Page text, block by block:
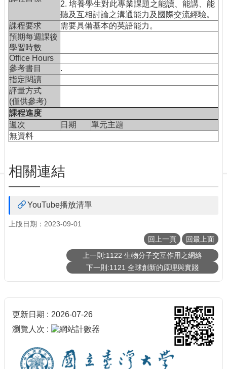
我
們
2. 培養學生對此專業課題之能讀、能講、能
聽及互相討論之溝通能力及國際交流經驗。
課程要求
需要具備基本的英語能力。
預期每週課後
學習時數
Office Hours
參考書目
.
指定閱讀
評量方式
(僅供參考)
課程進度
週次
日期
單元主題
無資料
相關連結
YouTube播放清單
上版日期：2023-09-01
回上一頁
回最上面
上一則:1122 生物分子交互作用之網絡
下一則:1121 全球創新的原理與實踐
更新日期
2026-07-26
瀏覽人次